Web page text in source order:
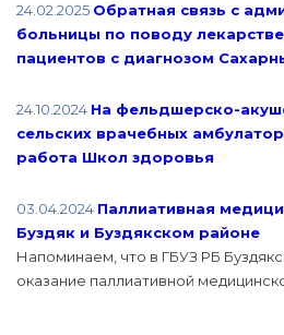
24.02.2025 Обратная связь с
больницы по поводу
пациентов с диагнозом
24.10.2024 На фельдшерско-
сельских врачебных
работа Школ здоровья
03.04.2024 Паллиативная
Буздяк и Буздякском районе
Напоминаем, что в ГБУЗ РБ
оказание паллиативной